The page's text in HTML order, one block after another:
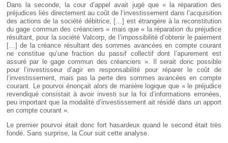
Dans la seconde, la cour d’appel avait jugé que « la réparation des
préjudices liés directement au coût de l’investissement dans l’acquisition
des actions de la société débitrice, […] est étrangère à la reconstitution
du gage commun des créanciers » mais que « la réparation du préjudice
résultant, pour la société Valcorp, de l’impossibilité d’obtenir le paiement
[…] de la créance résultant des sommes avancées en compte courant
ne constitue qu’une fraction du passif collectif dont l’apurement est
assuré par le gage commun des créanciers ». Il serait donc possible
pour l’investisseur d’agir en responsabilité pour réparer le coût de
l’investissement, mais pas la perte des sommes avancées en compte
courant. Le pourvoi énonçait alors de manière logique que « le préjudice
revendiqué consistait à avoir investi sur la foi d’informations erronées,
peu important que la modalité d’investissement ait résidé dans un apport
en compte courant ».
Le premier pourvoi était donc fort hasardeux quand le second était très
fondé. Sans surprise, la Cour suit cette analyse.